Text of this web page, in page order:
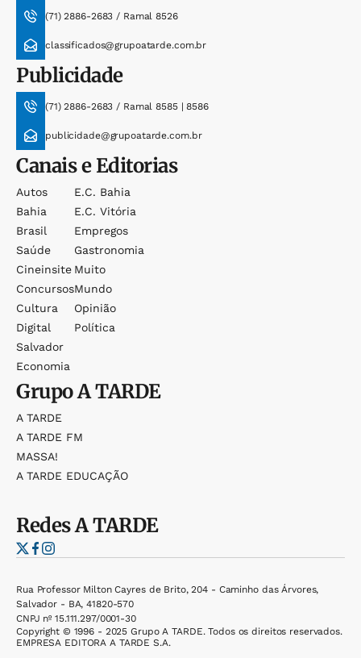
(71) 2886-2683 / Ramal 8526
classificados@grupoatarde.com.br
Publicidade
(71) 2886-2683 / Ramal 8585 | 8586
publicidade@grupoatarde.com.br
Canais e Editorias
Autos
Bahia
Brasil
Saúde
Cineinsite
Concursos
Cultura
Digital
Salvador
Economia
E.c. Bahia
E.c. Vitória
Empregos
Gastronomia
Muito
Mundo
Opinião
Política
GrupoA TARDE
A TARDE
A TARDE FM
MASSA!
A TARDE EDUCAÇÃO
RedesA TARDE
Rua Professor Milton Cayres de Brito, 204 - Caminho das Árvores,
Salvador - BA, 41820-570
CNPJ nº 15.111.297/0001-30
Copyright © 1996 - 2025 Grupo A TARDE. Todos os direitos reservados.
EMPRESA EDITORA A TARDE S.A.